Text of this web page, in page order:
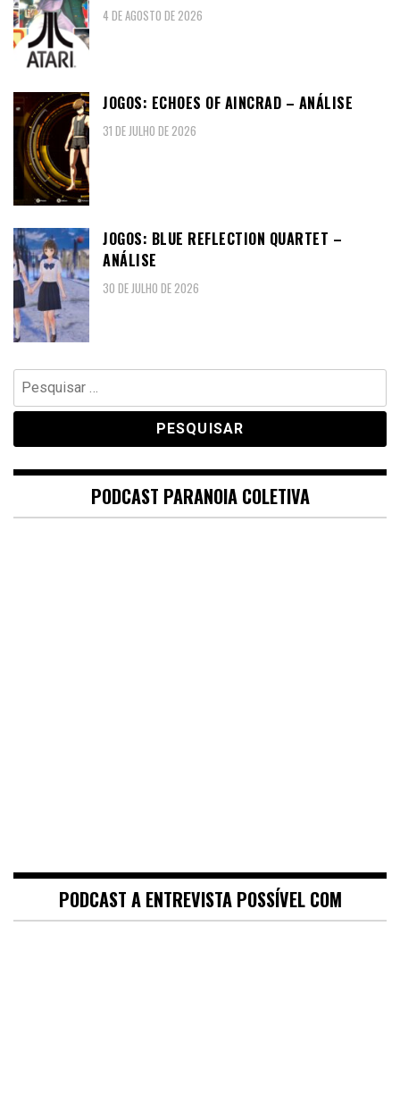
4 DE AGOSTO DE 2026
JOGOS: ECHOES OF AINCRAD – ANÁLISE
31 DE JULHO DE 2026
JOGOS: BLUE REFLECTION QUARTET –
ANÁLISE
30 DE JULHO DE 2026
Pesquisar
por:
PODCAST PARANOIA COLETIVA
PODCAST A ENTREVISTA POSSÍVEL COM